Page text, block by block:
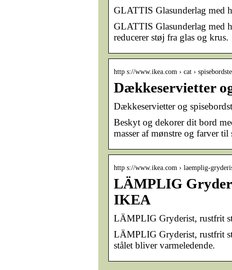
GLATTIS Glasunderlag med
GLATTIS Glasunderlag med
reducerer støj fra glas og krus.
http s://www.ikea.com › cat ›
Dækkeservietter
Dækkeservietter og
Beskyt og dekorer dit bord
masser af mønstre og farver
http s://www.ikea.com › laemplig-
LÄMPLIG
IKEA
LÄMPLIG Gryderist, rustfrit
LÄMPLIG Gryderist, rustfrit
stålet bliver varmeledende.